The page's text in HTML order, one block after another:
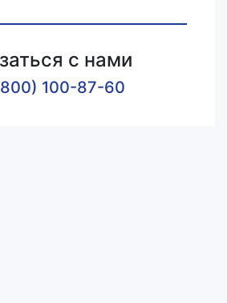
с нами
100-87-60